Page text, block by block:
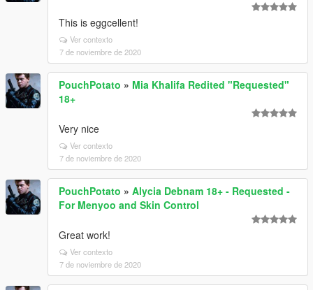
This is eggcellent!
Ver contexto
7 de noviembre de 2020
PouchPotato » Mia Khalifa Redited "Requested"
18+
Very nice
Ver contexto
7 de noviembre de 2020
PouchPotato » Alycia Debnam 18+ - Requested -
For Menyoo and Skin Control
Great work!
Ver contexto
7 de noviembre de 2020